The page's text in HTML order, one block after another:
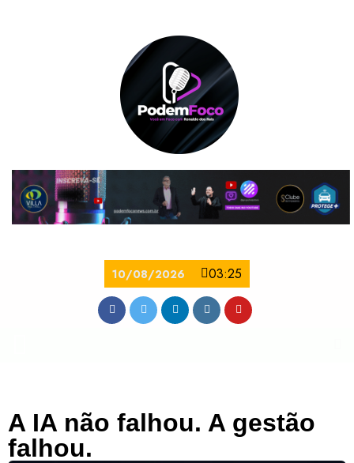
10/08/2026 03:25
A IA não falhou. A gestão
falhou.